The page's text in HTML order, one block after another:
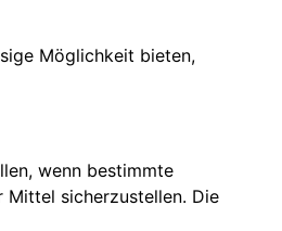
Möglichkeit bieten,
wenn bestimmte
sicherzustellen. Die